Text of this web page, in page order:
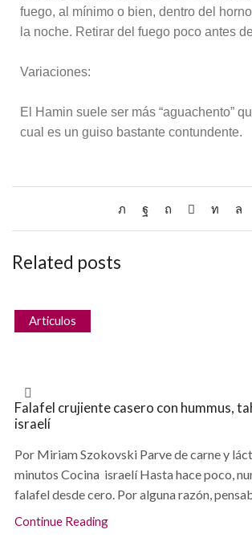
fuego, al mínimo o bien, dentro del
la noche. Retirar del fuego poco antes
Variaciones:
El Hamin suele ser más “aguachento”
cual es un guiso bastante contundente.
Related posts
Articulos
Falafel crujiente casero con hummus,
israelí
Por Miriam Szokovski Parve de carne y
minutos Cocina israelí Hasta hace poco,
falafel desde cero. Por alguna razón,
Continue Reading